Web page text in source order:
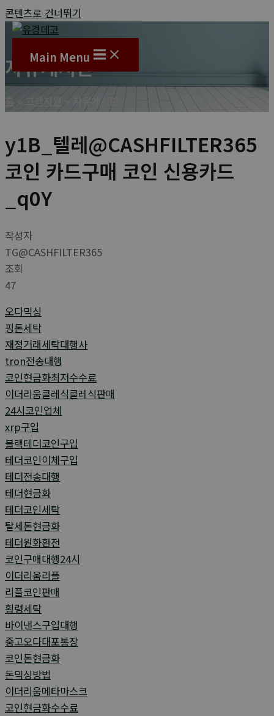
콘텐츠로 건너뛰기
Main Menu
자유게시판
홈 고객지원 자유게시판
y1B_텔레@CASHFILTER365
코인 카드구매 코인 신용카드
_q0Y
작성자
TG@CASHFILTER365
조회
47
오다믹싱
핑돈세탁
재정거래세탁대행사
tron전송대행
코인현금화최저수수료
이더리움클레식클레식판매
24시코인업체
xrp구입
블랙테더코인구입
테더코인이체구입
테더전송대행
테더현금화
테더코인세탁
탈세돈현금화
테더원화환전
코인구매대행24시
이더리움리플
리플코인판매
횡령세탁
바이낸스구입대행
중고오다대포통장
코인돈현금화
돈믹싱방법
이더리움메타마스크
코인현금화수수료